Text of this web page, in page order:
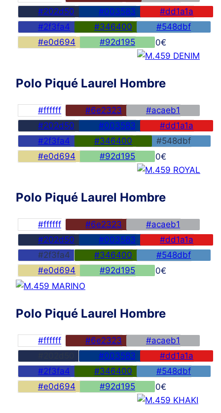
#202d50
#003583
#dd1a1a
#2f3fa4
#346400
#548dbf
#e0d694
#92d195 45,00€
Polo Piqué Laurel Hombre
#ffffff #6e2323
#acaeb1
#202d50
#003583
#dd1a1a
#2f3fa4
#346400
#548dbf
#e0d694
#92d195 45,00€
Polo Piqué Laurel Hombre
#ffffff #6e2323
#acaeb1
#202d50
#003583
#dd1a1a
#2f3fa4
#346400
#548dbf
#e0d694
#92d195 45,00€
Polo Piqué Laurel Hombre
#ffffff #6e2323
#acaeb1
#003583
#dd1a1a
#2f3fa4
#346400
#548dbf
#e0d694
#92d195 45,00€